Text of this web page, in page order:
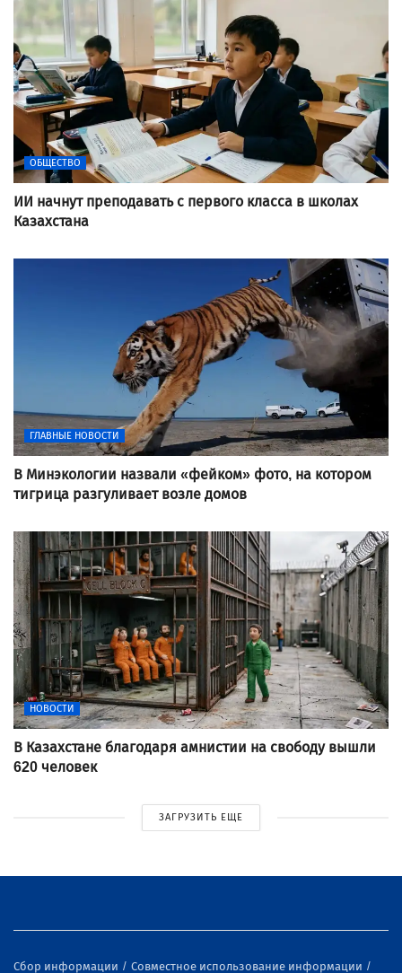
ОБЩЕСТВО
ИИ начнут преподавать с первого класса в школах
Казахстана
ГЛАВНЫЕ НОВОСТИ
В Минэкологии назвали «фейком» фото, на котором
тигрица разгуливает возле домов
НОВОСТИ
В Казахстане благодаря амнистии на свободу вышли
620 человек
ЗАГРУЗИТЬ ЕЩЕ
Сбор информации Совместное использование информации